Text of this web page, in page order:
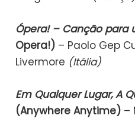
Ópera! – Canção para
Opera!) – Paolo Gep
Livermore (Itália)
Em Qualquer Lugar, A
(Anywhere Anytime) –